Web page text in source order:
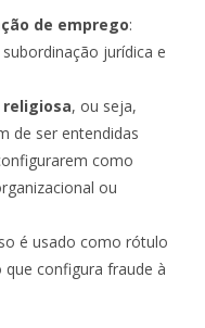
de emprego:
jurídica e
, ou seja,
de ser entendidas
como
ou
é usado como rótulo
configura fraude à